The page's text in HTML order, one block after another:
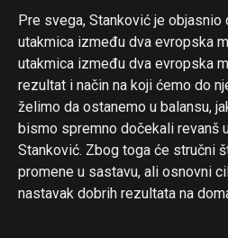
Pre svega, Stanković je objasnio
utakmica između dva evropska
utakmica između dva evropska
rezultat i način na koji ćemo do
želimo da ostanemo u balansu,
bismo spremno dočekali revanš
Stanković. Zbog toga će stručni
promene u sastavu, ali osnovni
nastavak dobrih rezultata na